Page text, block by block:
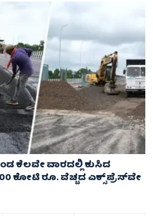
ಕೆಲವೇ ವಾರದಲ್ಲಿ ಕುಸಿದ
ಕೋಟಿ ರೂ. ವೆಚ್ಚದ ಎಕ್ಸ್‌ಪ್ರೆಸ್‌ವೇ